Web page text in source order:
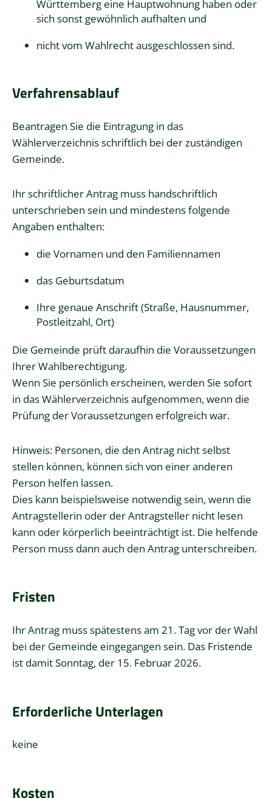
Württemberg eine Hauptwohnung haben oder
sich sonst gewöhnlich aufhalten und
nicht vom Wahlrecht ausgeschlossen sind.
Verfahrensablauf
Beantragen Sie die Eintragung in das
Wählerverzeichnis schriftlich bei der zuständigen
Gemeinde.
Ihr schriftlicher Antrag muss handschriftlich
unterschrieben sein und mindestens folgende
Angaben enthalten:
die Vornamen und den Familiennamen
das Geburtsdatum
Ihre genaue Anschrift (Straße, Hausnummer,
Postleitzahl, Ort)
Die Gemeinde prüft daraufhin die Voraussetzungen
Ihrer Wahlberechtigung.
Wenn Sie persönlich erscheinen, werden Sie sofort
in das Wählerverzeichnis aufgenommen, wenn die
Prüfung der Voraussetzungen erfolgreich war.
Hinweis: Personen, die den Antrag nicht selbst
stellen können, können sich von einer anderen
Person helfen lassen.
Dies kann beispielsweise notwendig sein, wenn die
Antragstellerin oder der Antragsteller nicht lesen
kann oder körperlich beeinträchtigt ist. Die helfende
Person muss dann auch den Antrag unterschreiben.
Fristen
Ihr Antrag muss spätestens am 21. Tag vor der Wahl
bei der Gemeinde eingegangen sein. Das Fristende
ist damit Sonntag, der 15. Februar 2026.
Erforderliche Unterlagen
keine
Kosten